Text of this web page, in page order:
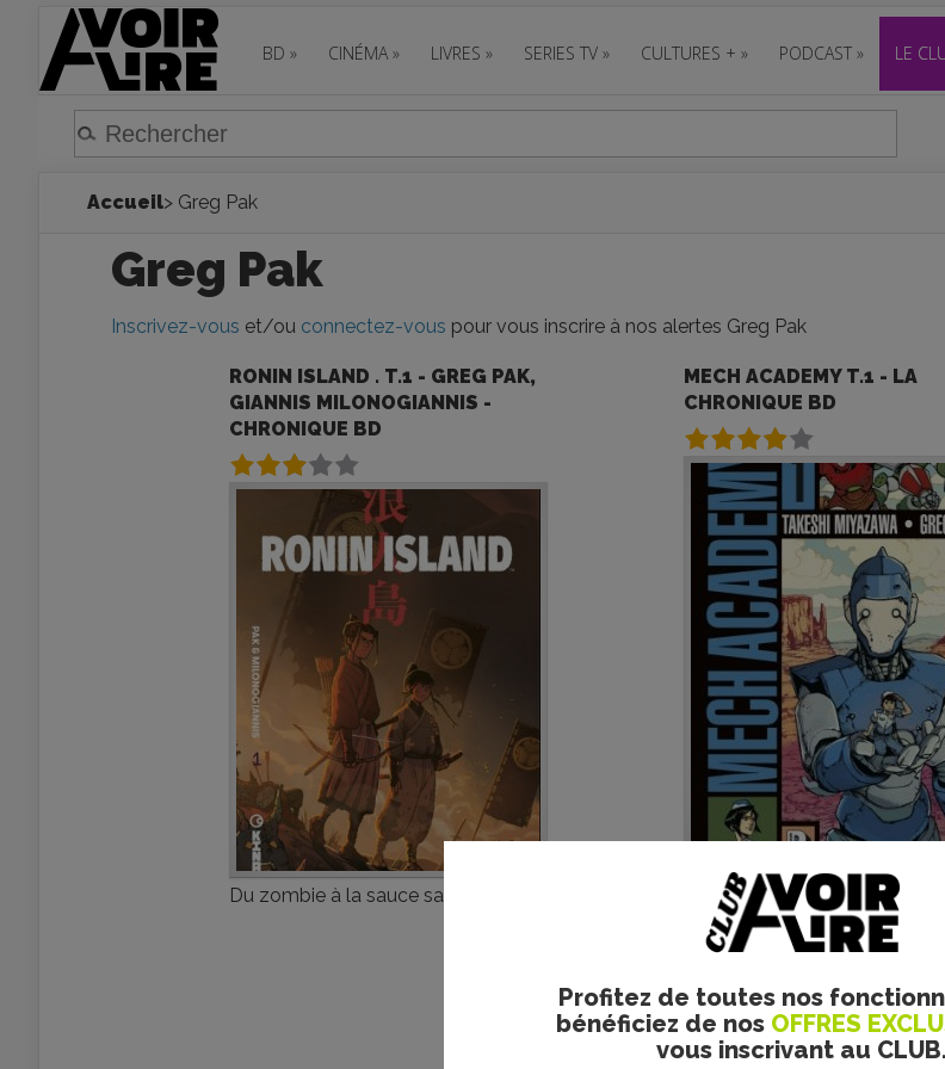
BD » CINÉMA » LIVRES » SERIES TV » CULTURES + » PODCAST » LE
Profitez de toutes nos
bénéficiez de nos OFFRES
vous inscrivant au CLUB.
Accueil> Greg Pak
Greg Pak
Inscrivez-vous et/ou connectez-vous pour vous inscrire à nos alertes Greg Pak
RONIN ISLAND . T.1 - GREG PAK,
GIANNIS MILONOGIANNIS -
CHRONIQUE BD
Du zombie à la sauce samouraï !
MECH ACADEMY T.1 - LA
CHRONIQUE BD
Premier opus intéressant d’une
nouvelle série, qui devrait
succès...